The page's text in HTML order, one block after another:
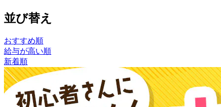
並び替え
おすすめ順
給与が高い順
新着順